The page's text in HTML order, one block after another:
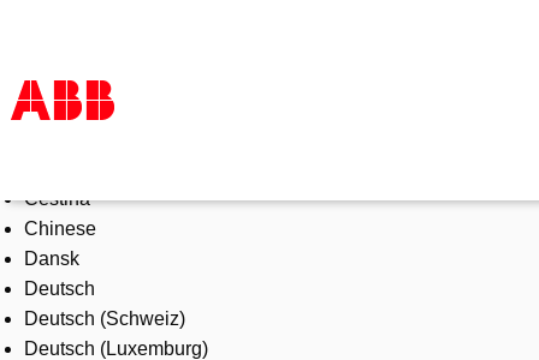
Products & Solutions
Industries
Services
About us
Where to buy
Contact us
Čeština
Chinese
Dansk
Deutsch
Deutsch (Schweiz)
Deutsch (Luxemburg)